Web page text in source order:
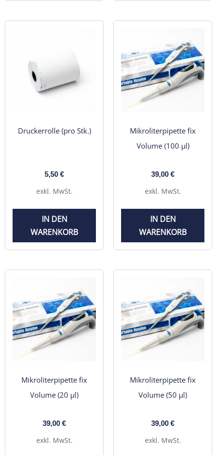
Druckerrolle (pro Stk.)
5,50 €
exkl. MwSt.
IN DEN
WARENKORB
Mikroliterpipette fix
Volume (100 µl)
39,00 €
exkl. MwSt.
IN DEN
WARENKORB
Mikroliterpipette fix
Volume (20 µl)
39,00 €
exkl. MwSt.
Mikroliterpipette fix
Volume (50 µl)
39,00 €
exkl. MwSt.